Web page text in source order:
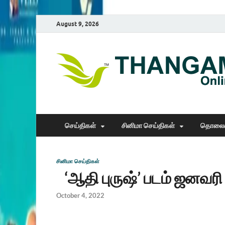
August 9, 2026
செய்திகள் சினிமா செய்திகள்
சினிமா செய்திகள்
‘ஆதி புருஷ்’ படம்
October 4, 2022